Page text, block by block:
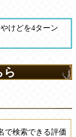
けどを4ターン
ら
で検索できる評価